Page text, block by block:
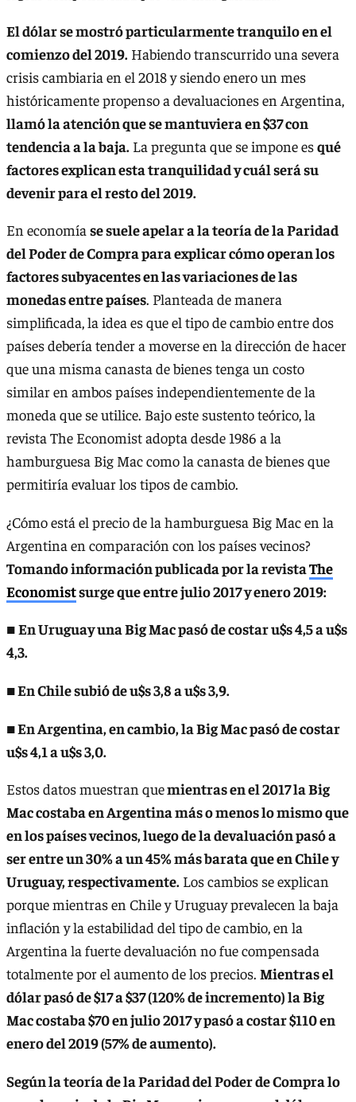
El dólar se mostró particularmente tranquilo en el
comienzo del 2019. Habiendo transcurrido una severa
crisis cambiaria en el 2018 y siendo enero un mes
históricamente propenso a devaluaciones en Argentina,
llamó la atención que se mantuviera en $37 con
tendencia a la baja. La pregunta que se impone esqué
factores explican esta tranquilidad y cuál será su
devenir para el resto del 2019.
En economía se suele apelar a la teoría de la Paridad
del Poder de Compra para explicar cómo operan los
factores subyacentes en las variaciones de las
monedas entre países. Planteada de manera
simplificada, la idea es que el tipo de cambio entre dos
países debería tender a moverse en la dirección de hacer
que una misma canasta de bienes tenga un costo
similar en ambos países independientemente de la
moneda que se utilice. Bajo este sustento teórico, la
revista The Economist adopta desde 1986 a la
hamburguesa Big Mac como la canasta de bienes que
permitiría evaluar los tipos de cambio.
¿Cómo está el precio de la hamburguesa Big Mac en la
Argentina en comparación con los países vecinos?
Tomando información publicada por la revistaThe
Economistsurge que entre julio 2017 y enero 2019:
■En Uruguay una Big Mac pasó de costar u$s 4,5 a u$s
4,3.
■ En Chile subió de u$s 3,8 a u$s 3,9.
■ En Argentina, en cambio, la Big Mac pasó de costar
u$s 4,1 a u$s 3,0.
Estos datos muestran quemientras en el 2017 la Big
Mac costaba en Argentina más o menos lo mismo que
en los países vecinos, luego de la devaluación pasó a
ser entre un 30% a un 45% más barata que en Chile y
Uruguay, respectivamente. Los cambios se explican
porque mientras en Chile y Uruguay prevalecen la baja
inflación y la estabilidad del tipo de cambio, en la
Argentina la fuerte devaluación no fue compensada
totalmente por el aumento de los precios. Mientras el
dólar pasó de $17 a $37 (120% de incremento) la Big
Mac costaba $70 en julio 2017 y pasó a costar $110 en
enero del 2019 (57% de aumento).
Según la teoría de la Paridad del Poder de Compra lo